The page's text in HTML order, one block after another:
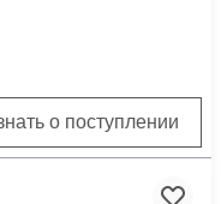
о поступлении